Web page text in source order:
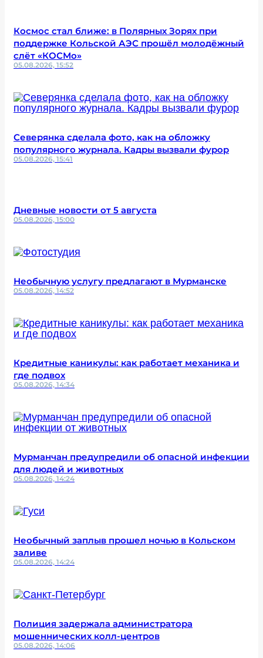
Космос стал ближе: в Полярных Зорях при
поддержке Кольской АЭС прошёл молодёжный
слёт «КОСМо»
05.08.2026, 15:52
Северянка сделала фото, как на обложку
популярного журнала. Кадры вызвали фурор
05.08.2026, 15:41
Дневные новости от 5 августа
05.08.2026, 15:00
Необычную услугу предлагают в Мурманске
05.08.2026, 14:52
Кредитные каникулы: как работает механика и
где подвох
05.08.2026, 14:34
Мурманчан предупредили об опасной инфекции
для людей и животных
05.08.2026, 14:24
Необычный заплыв прошел ночью в Кольском
заливе
05.08.2026, 14:24
Полиция задержала администратора
мошеннических колл-центров
05.08.2026, 14:06